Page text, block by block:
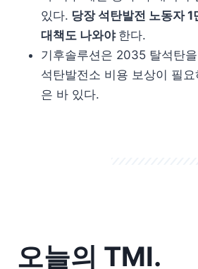
있다. 당장 석탄발전 노동자
대책도 나와야 한다.
기후솔루션은 2035 탈석탄
석탄발전소 비용 보상이 필
은 바 있다.
오늘의 TMI.